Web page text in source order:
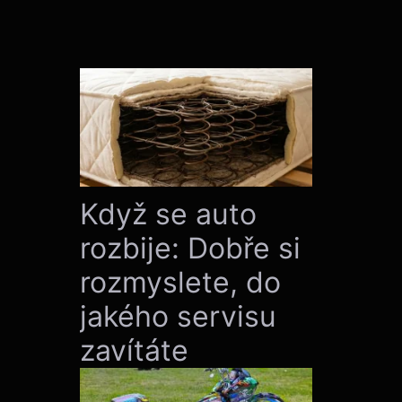
Když se auto
rozbije: Dobře si
rozmyslete, do
jakého servisu
zavítáte